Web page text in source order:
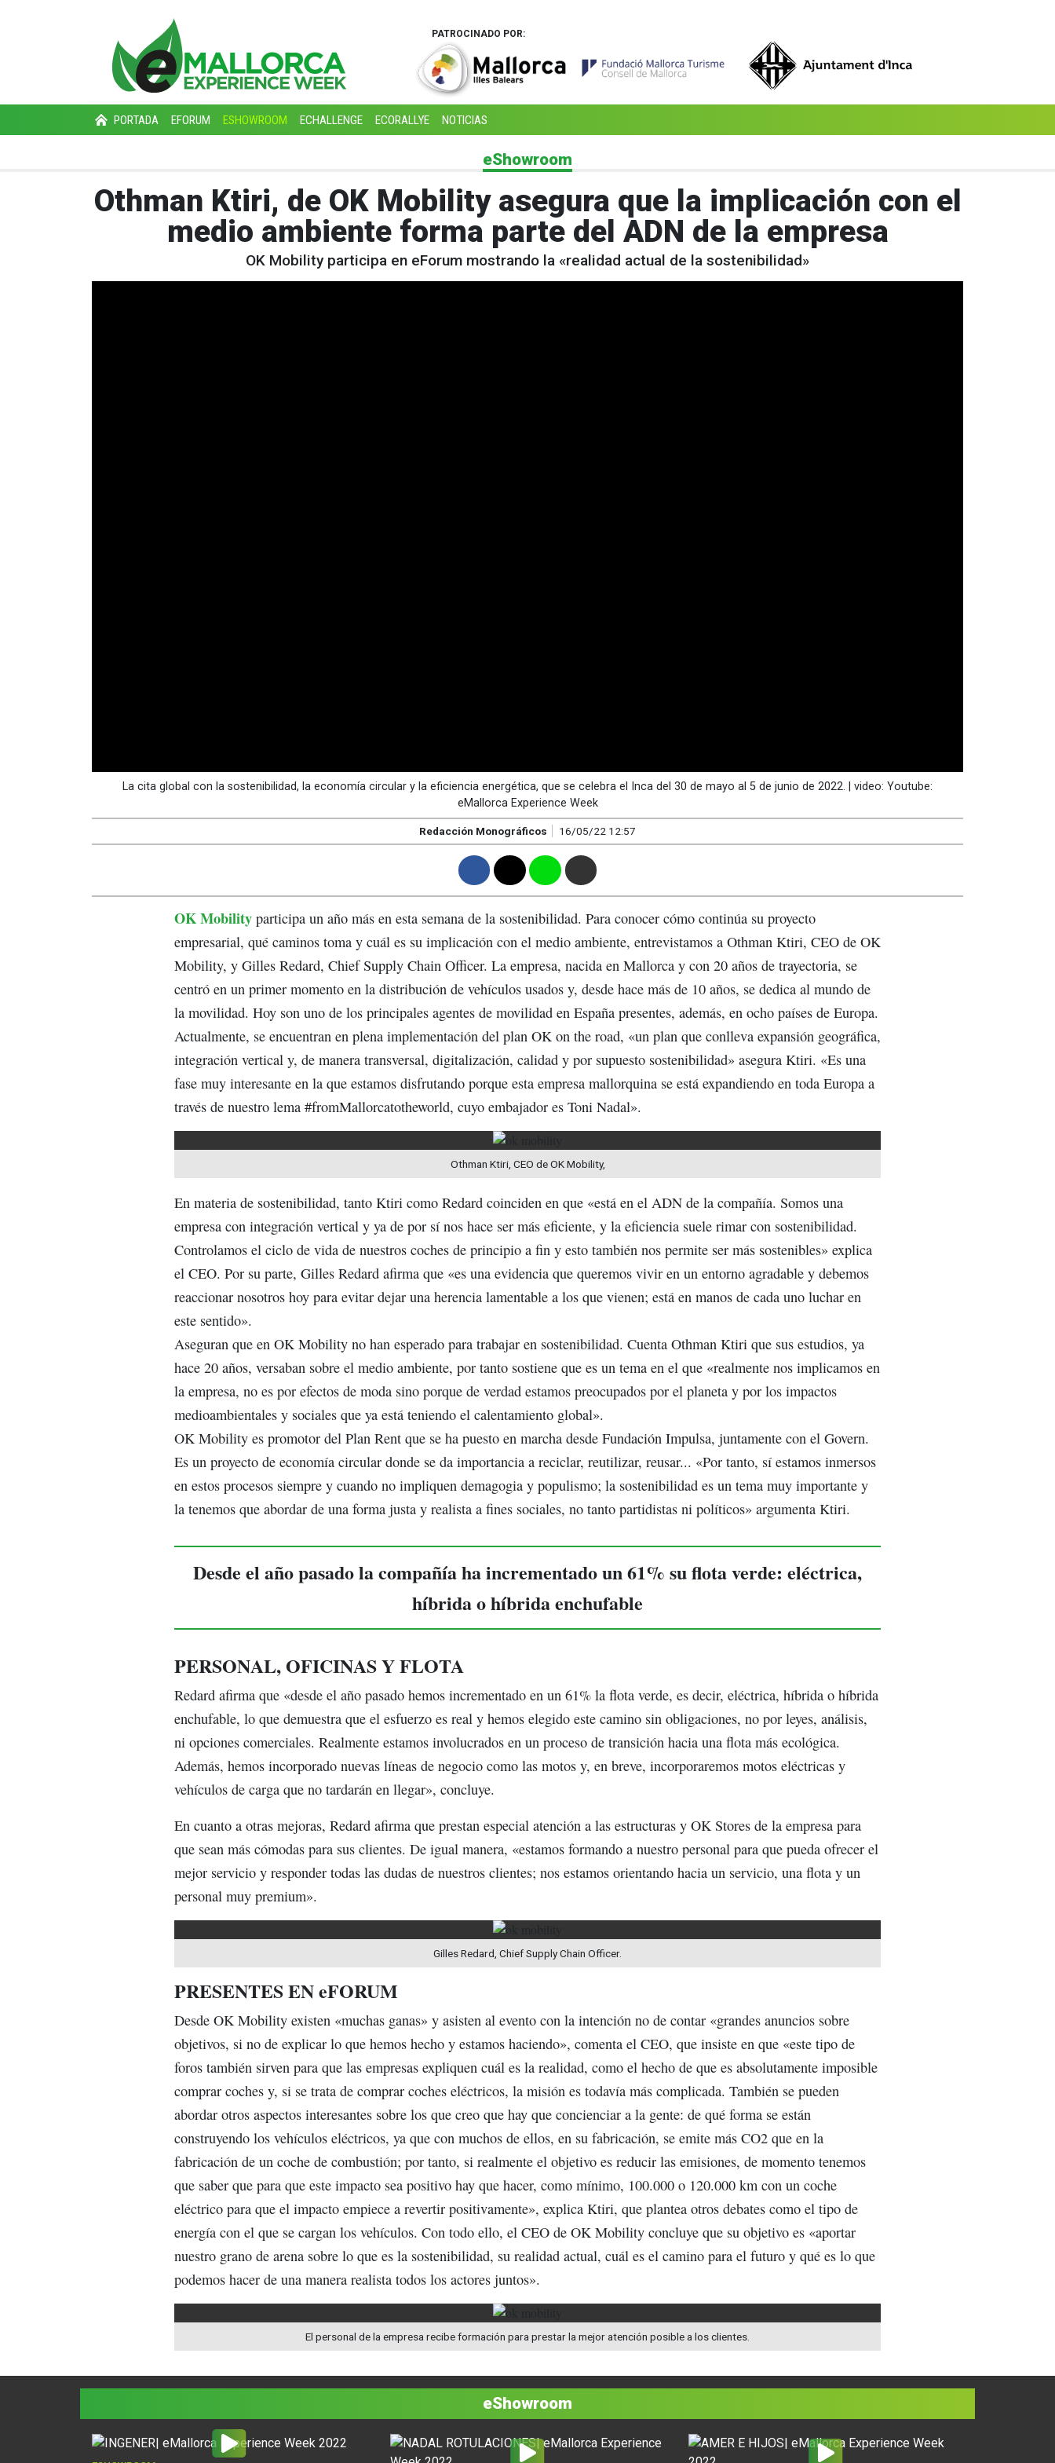
PATROCINADO POR:
PORTADA EFORUM ESHOWROOM ECHALLENGE ECORALLYE NOTICIAS
eShowroom
Othman Ktiri, de OK Mobility asegura que la implicación con el
medio ambiente forma parte del ADN de la empresa
OK Mobility participa en eForum mostrando la «realidad actual de la sostenibilidad»
La cita global con la sostenibilidad, la economía circular y la eficiencia energética, que se celebra el Inca del 30 de mayo al 5 de junio de 2022. | video: Youtube:
eMallorca Experience Week
Redacción Monográficos 16/05/22 12:57
OK Mobility participa un año más en esta semana de la sostenibilidad. Para conocer cómo continúa su proyecto
empresarial, qué caminos toma y cuál es su implicación con el medio ambiente, entrevistamos a Othman Ktiri, CEO de OK
Mobility, y Gilles Redard, Chief Supply Chain Officer. La empresa, nacida en Mallorca y con 20 años de trayectoria, se
centró en un primer momento en la distribución de vehículos usados y, desde hace más de 10 años, se dedica al mundo de
la movilidad. Hoy son uno de los principales agentes de movilidad en España presentes, además, en ocho países de Europa.
Actualmente, se encuentran en plena implementación del plan OK on the road, «un plan que conlleva expansión geográfica,
integración vertical y, de manera transversal, digitalización, calidad y por supuesto sostenibilidad» asegura Ktiri. «Es una
fase muy interesante en la que estamos disfrutando porque esta empresa mallorquina se está expandiendo en toda Europa a
través de nuestro lema #fromMallorcatotheworld, cuyo embajador es Toni Nadal».
Othman Ktiri, CEO de OK Mobility,
En materia de sostenibilidad, tanto Ktiri como Redard coinciden en que «está en el ADN de la compañía. Somos una
empresa con integración vertical y ya de por sí nos hace ser más eficiente, y la eficiencia suele rimar con sostenibilidad.
Controlamos el ciclo de vida de nuestros coches de principio a fin y esto también nos permite ser más sostenibles» explica
el CEO. Por su parte, Gilles Redard afirma que «es una evidencia que queremos vivir en un entorno agradable y debemos
reaccionar nosotros hoy para evitar dejar una herencia lamentable a los que vienen; está en manos de cada uno luchar en
este sentido».
Aseguran que en OK Mobility no han esperado para trabajar en sostenibilidad. Cuenta Othman Ktiri que sus estudios, ya
hace 20 años, versaban sobre el medio ambiente, por tanto sostiene que es un tema en el que «realmente nos implicamos en
la empresa, no es por efectos de moda sino porque de verdad estamos preocupados por el planeta y por los impactos
medioambientales y sociales que ya está teniendo el calentamiento global».
OK Mobility es promotor del Plan Rent que se ha puesto en marcha desde Fundación Impulsa, juntamente con el Govern.
Es un proyecto de economía circular donde se da importancia a reciclar, reutilizar, reusar... «Por tanto, sí estamos inmersos
en estos procesos siempre y cuando no impliquen demagogia y populismo; la sostenibilidad es un tema muy importante y
la tenemos que abordar de una forma justa y realista a fines sociales, no tanto partidistas ni políticos» argumenta Ktiri.
Desde el año pasado la compañía ha incrementado un 61% su flota verde: eléctrica,
híbrida o híbrida enchufable
PERSONAL, OFICINAS Y FLOTA
Redard afirma que «desde el año pasado hemos incrementado en un 61% la flota verde, es decir, eléctrica, híbrida o híbrida
enchufable, lo que demuestra que el esfuerzo es real y hemos elegido este camino sin obligaciones, no por leyes, análisis,
ni opciones comerciales. Realmente estamos involucrados en un proceso de transición hacia una flota más ecológica.
Además, hemos incorporado nuevas líneas de negocio como las motos y, en breve, incorporaremos motos eléctricas y
vehículos de carga que no tardarán en llegar», concluye.
En cuanto a otras mejoras, Redard afirma que prestan especial atención a las estructuras y OK Stores de la empresa para
que sean más cómodas para sus clientes. De igual manera, «estamos formando a nuestro personal para que pueda ofrecer el
mejor servicio y responder todas las dudas de nuestros clientes; nos estamos orientando hacia un servicio, una flota y un
personal muy premium».
Gilles Redard, Chief Supply Chain Officer.
PRESENTES ENeFORUM
Desde OK Mobility existen «muchas ganas» y asisten al evento con la intención no de contar «grandes anuncios sobre
objetivos, si no de explicar lo que hemos hecho y estamos haciendo», comenta el CEO, que insiste en que «este tipo de
foros también sirven para que las empresas expliquen cuál es la realidad, como el hecho de que es absolutamente imposible
comprar coches y, si se trata de comprar coches eléctricos, la misión es todavía más complicada. También se pueden
abordar otros aspectos interesantes sobre los que creo que hay que concienciar a la gente: de qué forma se están
construyendo los vehículos eléctricos, ya que con muchos de ellos, en su fabricación, se emite más CO2 que en la
fabricación de un coche de combustión; por tanto, si realmente el objetivo es reducir las emisiones, de momento tenemos
que saber que para que este impacto sea positivo hay que hacer, como mínimo, 100.000 o 120.000 km con un coche
eléctrico para que el impacto empiece a revertir positivamente», explica Ktiri, que plantea otros debates como el tipo de
energía con el que se cargan los vehículos. Con todo ello, el CEO de OK Mobility concluye que su objetivo es «aportar
nuestro grano de arena sobre lo que es la sostenibilidad, su realidad actual, cuál es el camino para el futuro y qué es lo que
podemos hacer de una manera realista todos los actores juntos».
El personal de la empresa recibe formación para prestar la mejor atención posible a los clientes.
eShowroom